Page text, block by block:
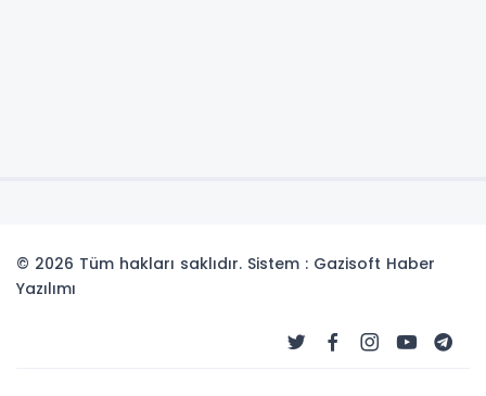
© 2026 Tüm hakları saklıdır. Sistem : Gazisoft Haber
Yazılımı